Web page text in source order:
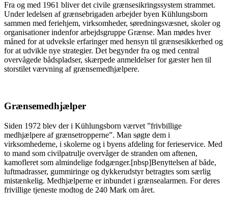
Fra og med 1961 bliver det civile grænsesikringssystem strammet.
Under ledelsen af grænsebrigaden arbejder byen Kühlungsborn
sammen med feriehjem, virksomheder, søredningsvæsnet, skoler og
organisationer indenfor arbejdsgruppe Grænse. Man mødes hver
måned for at udveksle erfaringer med hensyn til grænsesikkerhed og
for at udvikle nye strategier. Det begynder fra og med central
overvågede bådspladser, skærpede anmeldelser for gæster hen til
storstilet værvning af grænsemedhjælpere.
Grænsemedhjælper
Siden 1972 blev der i Kühlungsborn værvet ”frivbillige
medhjælpere af grænsetropperne”. Man søgte dem i
virksomhederne, i skolerne og i byens afdeling for ferieservice. Med
to mand som civilpatrulje overvåger de stranden om aftenen,
kamofleret som almindelige fodgænger.[nbsp]Benyttelsen af både,
luftmadrasser, gummiringe og dykkerudstyr betragtes som særlig
mistænkelig. Medhjælperne er inbundet i grænsealarmen. For deres
frivillige tjeneste modtog de 240 Mark om året.